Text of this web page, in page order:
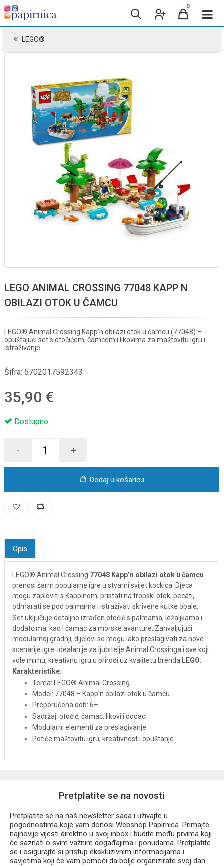
0
LEGO®
LEGO ANIMAL CROSSING 77048 KAPP N
OBILAZI OTOK U ČAMCU
LEGO® Animal Crossing Kapp’n obilazi otok u čamcu (77048) –
opuštajući set s otočićem, čamcem i likovima za maštovitu igru i
istraživanje.
Šifra: 5702017592343
35,90 €
Dostupno
- +
Dodaj u košaricu
Opis
LEGO® Animal Crossing 77048 Kapp’n obilazi otok u čamcu
prenosi šarm popularne igre u stvarni svijet kockica. Djeca
mogu zaploviti s Kapp’nom, pristati na tropski otok, pecati,
odmarati se pod palmama i istraživati skrivene kutke obale.
Set uključuje detaljno izrađen otočić s palmama, ležaljkama i
dodatcima, kao i čamac za morske avanture. Zahvaljujući
modularnoj gradnji, dijelovi se mogu lako preslagivati za nove
scenarije igre. Idealan je za ljubitelje Animal Crossinga i sve koji
vole mirnu, kreativnu igru u prirodi uz kvalitetu brenda LEGO
Karakteristike:
Tema: LEGO® Animal Crossing
Model: 77048 – Kapp’n obilazi otok u čamcu
Preporučena dob: 6+
Sadržaj: otočić, čamac, likovi i dodaci
Modularni elementi za preslagivanje
Potiče maštovitu igru, kreativnost i opuštanje
Pretplatite se na novosti
Pretplatite se na naš newsletter sada i uživajte u
pogodnostima koje vam donosi Webshop Papirnica. Primajte
najnovije vijesti direktno u svoj inbox i budite među prvima koji
će saznati o svim važnim događajima i ponudama. Pretplatite
se i osigurajte si pristup ekskluzivnim informacijama i
savjetima koji će vam pomoći da bolje organizirate svoj dan.